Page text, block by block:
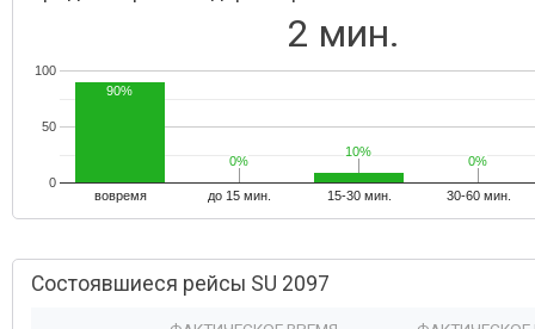
2 мин.
вовремя до 15 мин. 15-30 мин. 30-60 мин.
0
50
100
90%
0%
0%
10%
10%
0%
0%
Состоявшиеся рейсы SU 2097